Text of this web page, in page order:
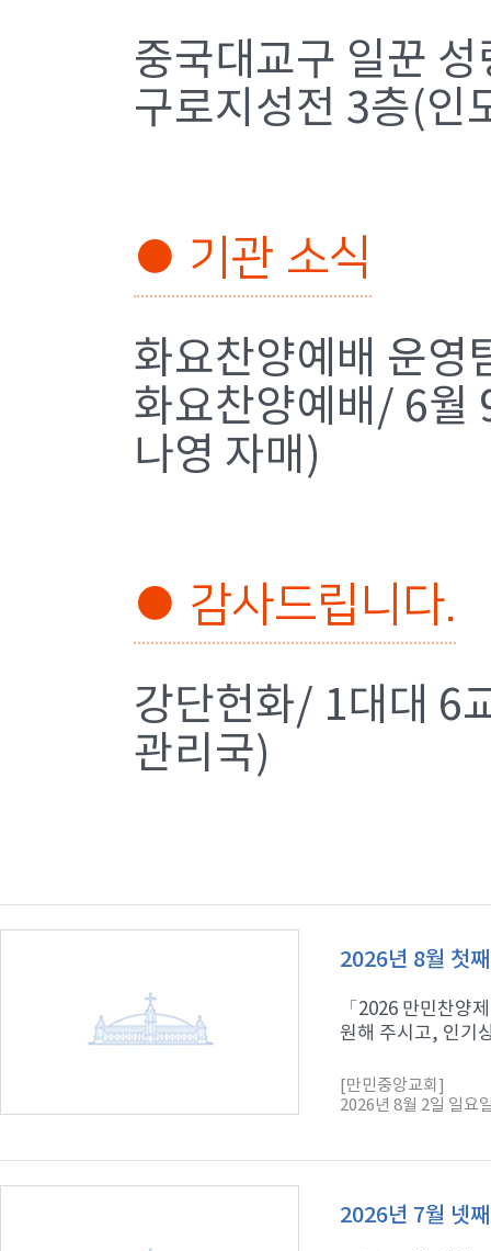
중국대교구 일꾼
구로지성전 3층(인
● 기관 소식
화요찬양예배 운영
화요찬양예배/ 6월
나영 자매)
● 감사드립니다.
강단헌화/ 1대대 6
관리국)
2026년 8월 첫
「2026 만민찬양
원해 주시고, 인기
[만민중앙교회]
2026년 8월 2일 일요
2026년 7월 넷